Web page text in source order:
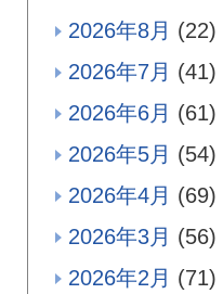
2026年8月 (22)
2026年7月 (41)
2026年6月 (61)
2026年5月 (54)
2026年4月 (69)
2026年3月 (56)
2026年2月 (71)